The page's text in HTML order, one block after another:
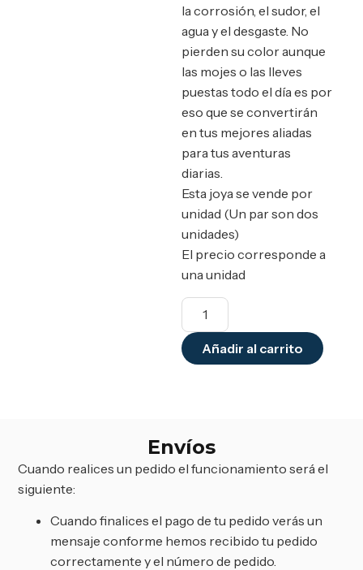
la corrosión, el sudor, el
agua y el desgaste. No
pierden su color aunque
las mojes o las lleves
puestas todo el día es por
eso que se convertirán
en tus mejores aliadas
para tus aventuras
diarias.
Esta joya se vende por
unidad (Un par son dos
unidades)
El precio corresponde a
una unidad
Añadir al carrito
Envíos
Cuando realices un pedido el funcionamiento será el
siguiente:
Cuando finalices el pago de tu pedido verás un
mensaje conforme hemos recibido tu pedido
correctamente y el número de pedido.